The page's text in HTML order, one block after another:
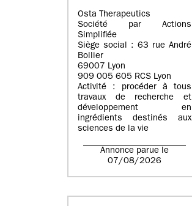
Osta Therapeutics
Société par Actions
Simplifiée
Siège social : 63 rue André
Bollier
69007 Lyon
909 005 605 RCS Lyon
Activité : procéder à tous
travaux de recherche et
développement en
ingrédients destinés aux
sciences de la vie
Annonce parue le
07/08/2026